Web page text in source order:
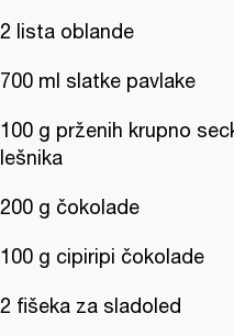
2 lista oblande
700 ml slatke pavlake
100 g prženih krupno
lešnika
200 g čokolade
100 g cipiripi čokolade
2 fišeka za sladoled